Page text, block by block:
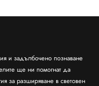
и задълбочено познаване
ще ни помогнат да
за разширяване в световен